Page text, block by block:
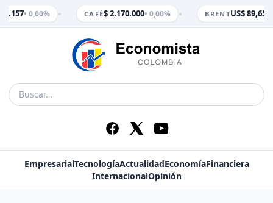
• 0,00% CAFÉ$ 2.170.000• 0,00% BRENT US$ 89,65•
EmpresarialTecnologíaActualidadEconomíaFinanciera
InternacionalOpinión